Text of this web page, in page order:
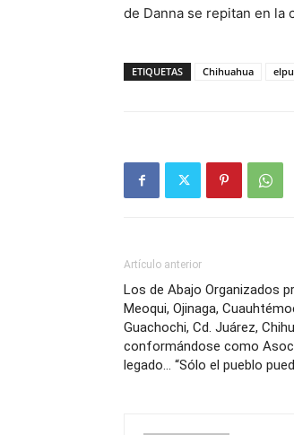
de Danna se repitan en la
ETIQUETAS Chihuahua
Artículo anterior
Los de Abajo Organizados
Meoqui, Ojinaga,
Guachochi, Cd. Juárez,
conformándose como
legado… “Sólo el pueblo